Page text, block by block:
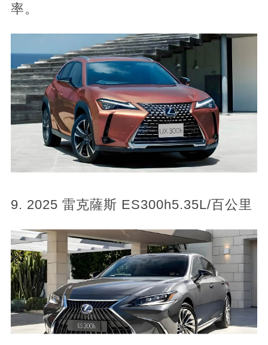
率。
9. 2025 雷克薩斯 ES300h5.35L/百公里